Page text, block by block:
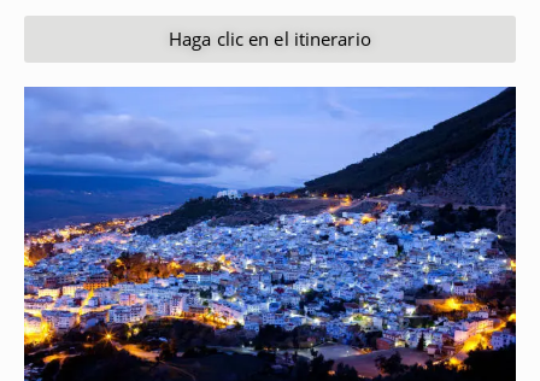
Haga clic en el itinerario